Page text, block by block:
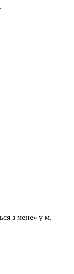
з мене» у м.